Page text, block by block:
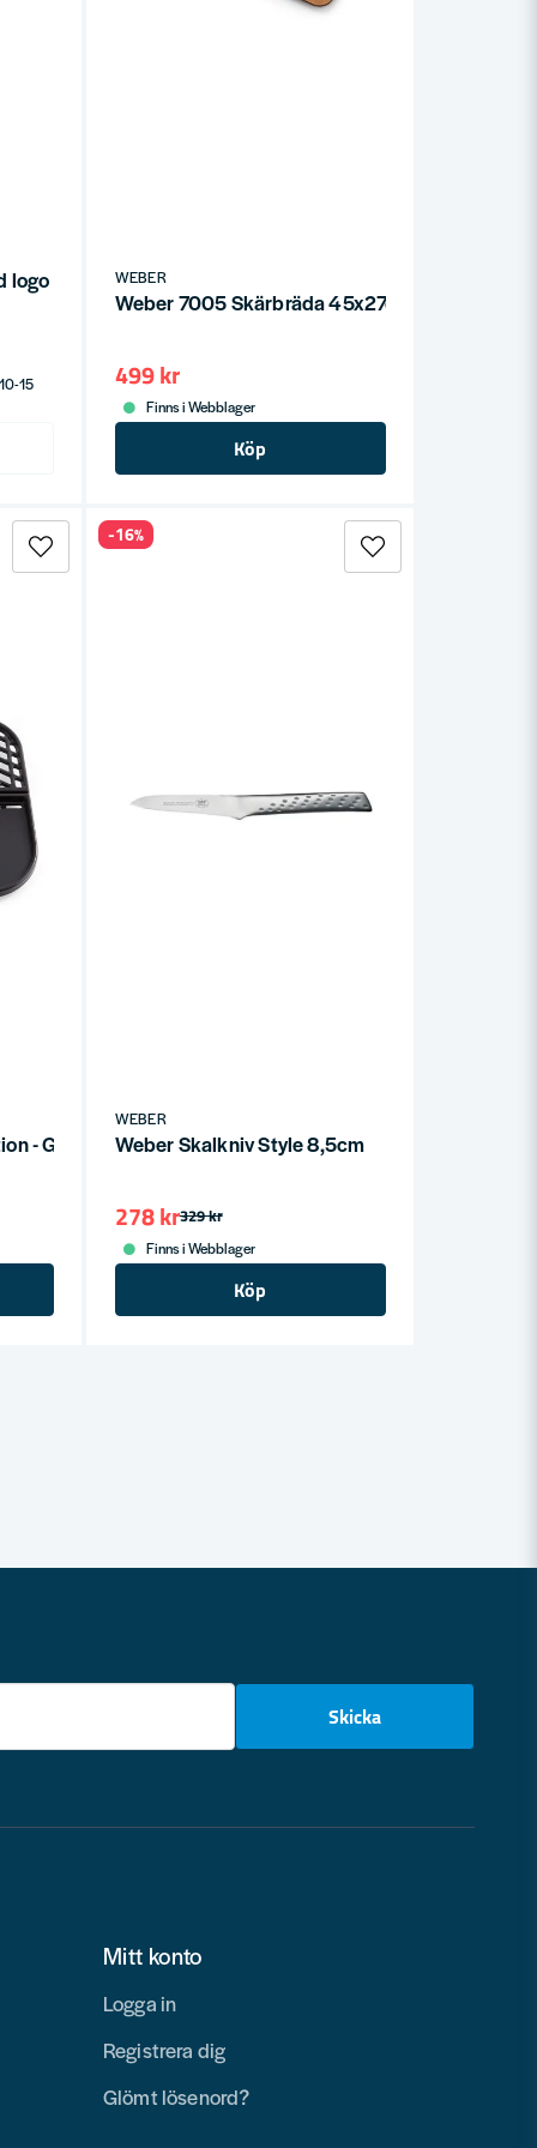
logo
15
WEBER
Weber 7005 Skärbräda 45x27cm
499 kr
Finns i Webblager
Köp
- GBS Black
WEBER
Weber Skalkniv Style 8,5cm
329 kr
278 kr
Finns i Webblager
Köp
-16%
Skicka
Mitt konto
Logga in
Registrera dig
Glömt lösenord?